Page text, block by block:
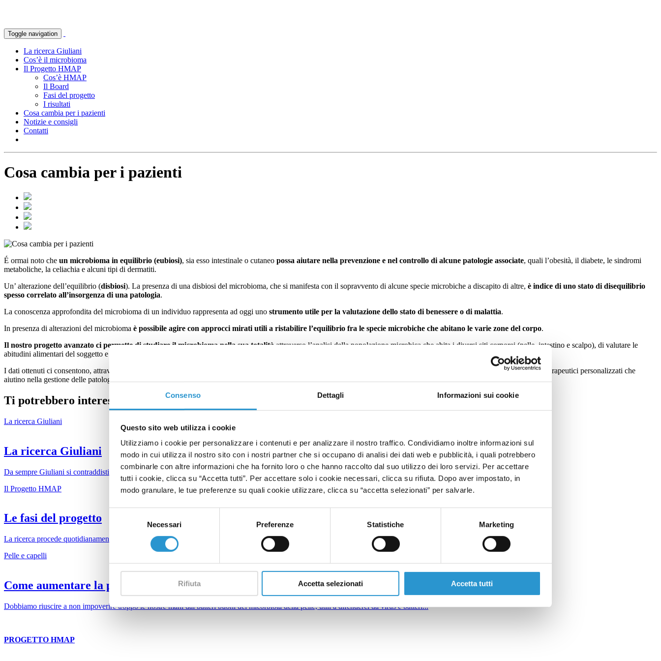
Consenso Dettagli Informazioni sui cookie
Questo sito web utilizza i cookie
Utilizziamo i cookie per personalizzare i contenuti e per analizzare il nostro traffico. Condividiamo inoltre informazioni sul
modo in cui utilizza il nostro sito con i nostri partner che si occupano di analisi dei dati web e pubblicità, i quali potrebbero
combinarle con altre informazioni che ha fornito loro o che hanno raccolto dal suo utilizzo dei loro servizi. Per accettare
tutti i cookie, clicca su “Accetta tutti”. Per accettare solo i cookie necessari, clicca su rifiuta. Dopo aver impostato, in
modo granulare, le tue preferenze su quali cookie utilizzare, clicca su “accetta selezionati” per salvarle.
Necessari Preferenze Statistiche Marketing
Rifiuta Accetta selezionati Accetta tutti
Toggle navigation
La ricerca Giuliani
Cos’è il microbioma
Il Progetto HMAP
Cos’è HMAP
Il Board
Fasi del progetto
I risultati
Cosa cambia per i pazienti
Notizie e consigli
Contatti
Cosa cambia per i pazienti
É ormai noto che un microbioma in equilibrio (eubiosi), sia esso intestinale o cutaneo possa aiutare nella prevenzione e nel controllo di alcune patologie associate, quali l’obesità, il diabete, le sindromi
metaboliche, la celiachia e alcuni tipi di dermatiti.
Un’ alterazione dell’equilibrio (disbiosi). La presenza di una disbiosi del microbioma, che si manifesta con il sopravvento di alcune specie microbiche a discapito di altre, è indice di uno stato di disequilibrio
spesso correlato all’insorgenza di una patologia.
La conoscenza approfondita del microbioma di un individuo rappresenta ad oggi uno strumento utile per la valutazione dello stato di benessere o di malattia.
In presenza di alterazioni del microbioma è possibile agire con approcci mirati utili a ristabilire l’equilibrio fra le specie microbiche che abitano le varie zone del corpo.
Il nostro progetto avanzato ci permette di studiare il microbioma nella sua totalità attraverso l’analisi della popolazione microbica che abita i diversi siti corporei (pelle, intestino e scalpo), di valutare le
abitudini alimentari del soggetto e il suo stile di vita e come tali fattori impattano sulla composizione del microbioma inducendone il disequilibrio e quindi la probabile malattia.
I dati ottenuti ci consentono, attraverso valutazioni approfondite e complete, di definire la composizione del microbioma dell’individuo analizzato al fine di approntare approcci terapeutici personalizzati che
aiutino nella gestione delle patologie della cute e dello scalpo.
Ti potrebbero interessare
La ricerca Giuliani
La ricerca Giuliani
Da sempre Giuliani si contraddistingue per un’attività di ricerca scientifica rigorosa e avanzata...
Il Progetto HMAP
Le fasi del progetto
La ricerca procede quotidianamente ed anche il progetto HMAP nasce per essere composto di quattro fasi...
Pelle e capelli
Come aumentare la protezione della pelle
Dobbiamo riuscire a non impoverire troppo le nostre mani dai batteri buoni del micorbiota della pelle, utili a difenderci da virus e batteri...
PROGETTO HMAP